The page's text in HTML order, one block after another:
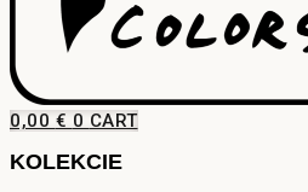
0,00 € 0 CART
KOLEKCIE